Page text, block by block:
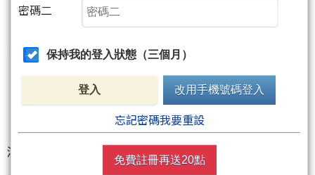
鴻海
今天算是把市場目光重新拉回自己身
上。雖然連假前夕傳出高層涉回扣遭搜索，短線消息
密碼二
保持我的登入狀態（三個月）
登入 改用手機號碼登入
忘記密碼我要重設
免費註冊再送20點